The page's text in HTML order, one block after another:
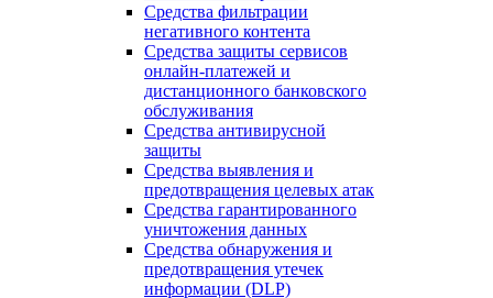
Средства фильтрации
негативного контента
Средства защиты сервисов
онлайн-платежей и
дистанционного банковского
обслуживания
Средства антивирусной
защиты
Средства выявления и
предотвращения целевых атак
Средства гарантированного
уничтожения данных
Средства обнаружения и
предотвращения утечек
информации (DLP)